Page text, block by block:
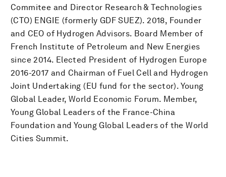
Commitee and Director Research & Technologies
(CTO) ENGIE (formerly GDF SUEZ). 2018, Founder
and CEO of Hydrogen Advisors. Board Member of
French Institute of Petroleum and New Energies
since 2014. Elected President of Hydrogen Europe
2016-2017 and Chairman of Fuel Cell and Hydrogen
Joint Undertaking (EU fund for the sector). Young
Global Leader, World Economic Forum. Member,
Young Global Leaders of the France-China
Foundation and Young Global Leaders of the World
Cities Summit.